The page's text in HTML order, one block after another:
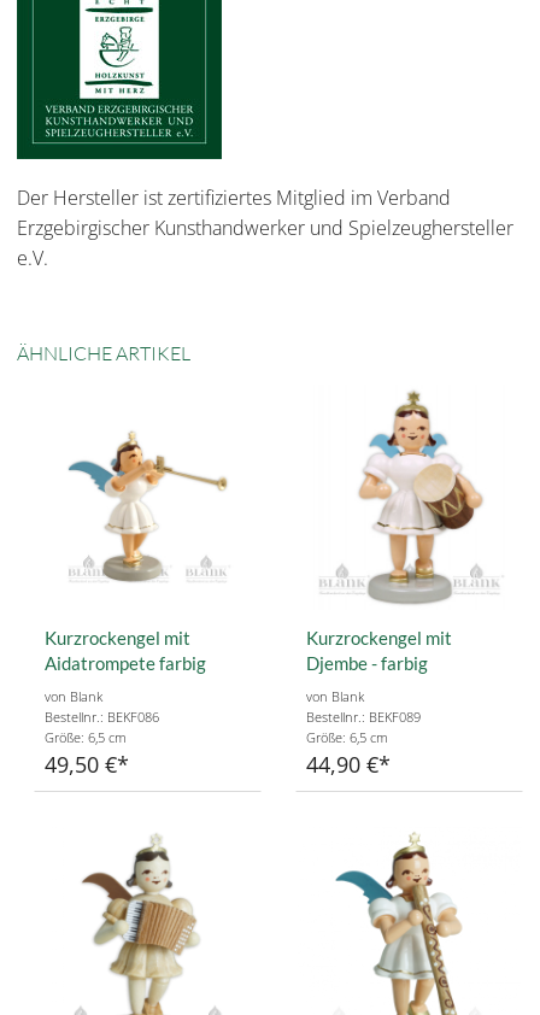
Der Hersteller ist zertifiziertes Mitglied im Verband
Erzgebirgischer Kunsthandwerker und Spielzeughersteller
e.V.
ÄHNLICHE ARTIKEL
Kurzrockengel mit
Aidatrompete farbig
von Blank
Bestellnr.: BEKF086
Größe: 6,5 cm
49,50 €
Kurzrockengel mit
Djembe - farbig
von Blank
Bestellnr.: BEKF089
Größe: 6,5 cm
44,90 €